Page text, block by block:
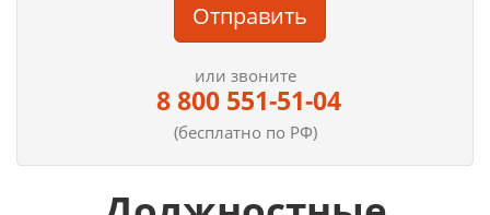
Отправить
или звоните
8 800 551-51-04
(бесплатно по РФ)